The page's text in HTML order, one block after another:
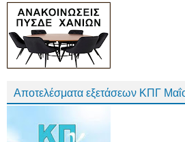
Αποτελέσματα εξετάσεων ΚΠΓ